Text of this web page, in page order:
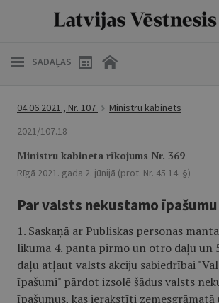
SADAĻAS
04.06.2021., Nr. 107
Ministru kabinets
2021/107.18
Ministru kabineta rīkojums Nr. 369
Rīgā 2021. gada 2. jūnijā (prot. Nr. 45 14. §)
Par valsts nekustamo
1. Saskaņā ar Publiskas personas
likuma 4. panta pirmo un otro daļu un
daļu atļaut valsts akciju sabiedrībai
īpašumi" pārdot izsolē šādus valsts
īpašumus, kas ierakstīti zemesgrāmatā